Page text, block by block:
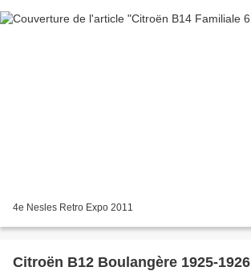
4e Nesles Retro Expo 2011
Citroën B12 Boulangère 1925-1926